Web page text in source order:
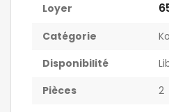
Loyer
Catégorie
Disponibilité
Pièces
2